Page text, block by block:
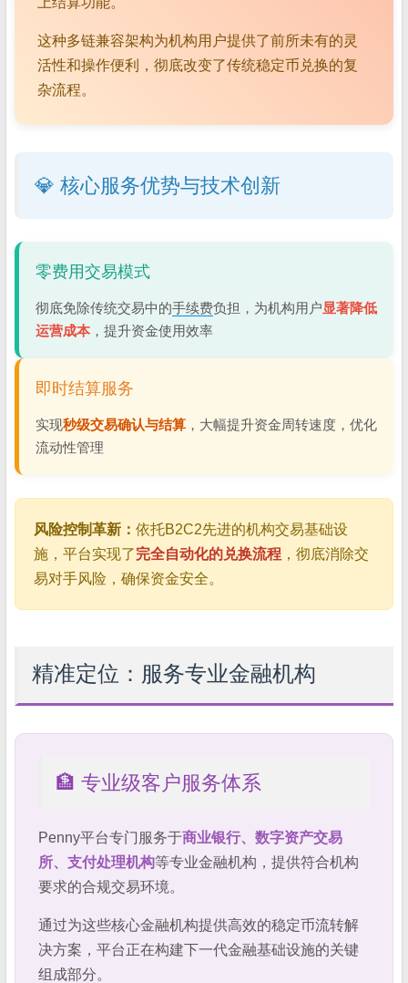
这种多链兼容架构为机构用户提供了前所未有的灵
活性和操作便利，彻底改变了传统稳定币兑换的复
杂流程。
💎 核心服务优势与技术创新
零费用交易模式
彻底免除传统交易中的手续费负担，为机构用户显著降低
运营成本，提升资金使用效率
即时结算服务
实现秒级交易确认与结算 ，大幅提升资金周转速度，优化
流动性管理
风险控制革新： 依托B2C2先进的机构交易基础设
施，平台实现了完全自动化的兑换流程 ，彻底消除交
易对手风险，确保资金安全。
精准定位：服务专业金融机构
🏦 专业级客户服务体系
Penny平台专门服务于商业银行、数字资产交易
所、支付处理机构等专业金融机构，提供符合机构
要求的合规交易环境。
通过为这些核心金融机构提供高效的稳定币流转解
决方案，平台正在构建下一代金融基础设施的关键
组成部分。